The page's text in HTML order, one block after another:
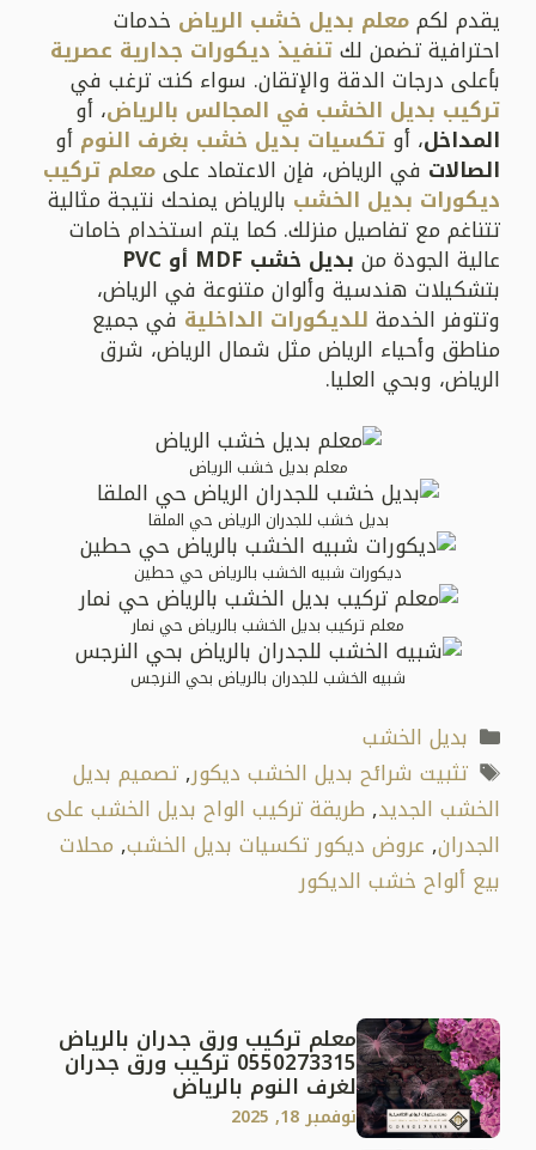
يقدم لكممعلم بديل خشب الرياض خدمات
احترافية تضمن لكتنفيذ ديكورات جدارية عصرية
بأعلى درجات الدقة والإتقان. سواء كنت ترغب في
تركيب بديل الخشب في المجالس بالرياض، أو
المداخل، أو تكسيات بديل خشب بغرف النوم أو
الصالات في الرياض، فإن الاعتماد علىمعلم تركيب
ديكورات بديل الخشب بالرياض يمنحك نتيجة مثالية
تتناغم مع تفاصيل منزلك. كما يتم استخدام خامات
عالية الجودة من بديل خشب MDF أو PVC
بتشكيلات هندسية وألوان متنوعة في الرياض،
وتتوفر الخدمة للديكورات الداخلية في جميع
مناطق وأحياء الرياض مثل شمال الرياض، شرق
الرياض، وبحي العليا.
معلم بديل خشب الرياض
بديل خشب للجدران الرياض حي الملقا
ديكورات شبيه الخشب بالرياض حي حطين
معلم تركيب بديل الخشب بالرياض حي نمار
شبيه الخشب للجدران بالرياض بحي النرجس
التصنيفات
بديل الخشب
الوسوم
تثبيت شرائح بديل الخشب ديكور,تصميم بديل
الخشب الجديد, طريقة تركيب الواح بديل الخشب على
الجدران, عروض ديكور تكسيات بديل الخشب, محلات
بيع ألواح خشب الديكور
معلم تركيب ورق جدران بالرياض
0550273315 تركيب ورق جدران
لغرف النوم بالرياض
نوفمبر 18, 2025